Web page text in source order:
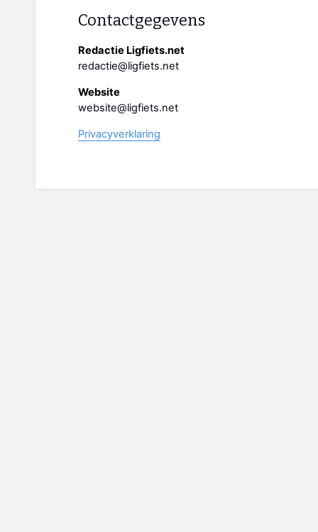
Contactgegevens
Redactie Ligfiets.net
redactie@ligfiets.net
Website
website@ligfiets.net
Privacyverklaring